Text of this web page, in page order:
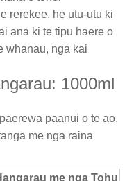
rerekee, he utu-utu ki
ana ki te tipu haere o
whanau, nga kai
1000ml
paanui o te ao,
me nga raina
me nga Tohu